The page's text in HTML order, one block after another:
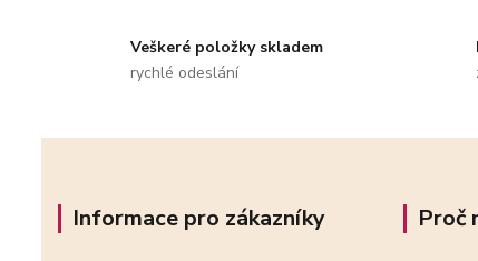
Veškeré položky skladem
rychlé odeslání
Informace pro zákazníky Proč